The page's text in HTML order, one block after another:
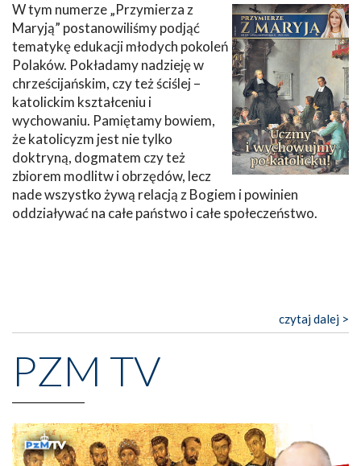
W tym numerze „Przymierza z
Maryją” postanowiliśmy podjąć
tematykę edukacji młodych pokoleń
Polaków. Pokładamy nadzieję w
chrześcijańskim, czy też ściślej –
katolickim kształceniu i
wychowaniu. Pamiętamy bowiem,
że katolicyzm jest nie tylko
doktryną, dogmatem czy też
zbiorem modlitw i obrzędów, lecz
nade wszystko żywą relacją z Bogiem i powinien
oddziaływać na całe państwo i całe społeczeństwo.
czytaj dalej >
PZM TV